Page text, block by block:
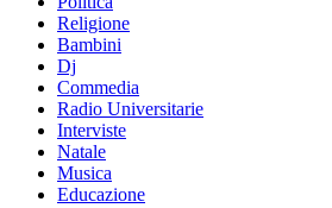
Religione
Bambini
Dj
Commedia
Radio Universitarie
Interviste
Natale
Musica
Educazione